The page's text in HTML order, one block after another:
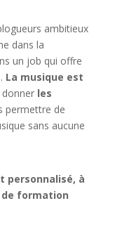
ambitieux
dans la
un job qui offre
La musique est
donner les
permettre de
sans aucune
personnalisé, à
formation